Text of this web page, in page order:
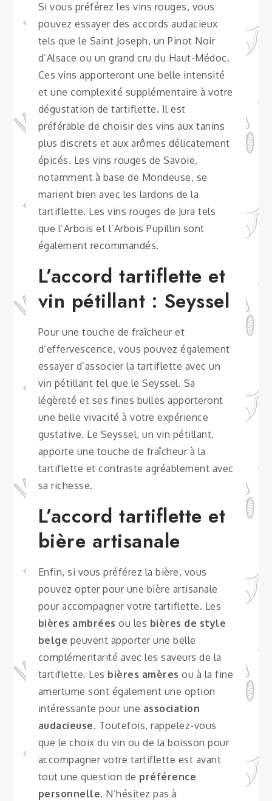
Si vous préférez les vins rouges, vous
pouvez essayer des accords audacieux
tels que le Saint Joseph, un Pinot Noir
d’Alsace ou un grand cru du Haut-Médoc.
Ces vins apporteront une belle intensité
et une complexité supplémentaire à votre
dégustation de tartiflette. Il est
préférable de choisir des vins aux tanins
plus discrets et aux arômes délicatement
épicés. Les vins rouges de Savoie,
notamment à base de Mondeuse, se
marient bien avec les lardons de la
tartiflette. Les vins rouges de Jura tels
que l’Arbois et l’Arbois Pupillin sont
également recommandés.
L’accord tartiflette et
vin pétillant : Seyssel
Pour une touche de fraîcheur et
d’effervescence, vous pouvez également
essayer d’associer la tartiflette avec un
vin pétillant tel que le Seyssel. Sa
légèreté et ses fines bulles apporteront
une belle vivacité à votre expérience
gustative. Le Seyssel, un vin pétillant,
apporte une touche de fraîcheur à la
tartiflette et contraste agréablement avec
sa richesse.
L’accord tartiflette et
bière artisanale
Enfin, si vous préférez la bière, vous
pouvez opter pour une bière artisanale
pour accompagner votre tartiflette. Les
bières ambrées ou les bières de style
belge peuvent apporter une belle
complémentarité avec les saveurs de la
tartiflette. Les bières amères ou à la fine
amertume sont également une option
intéressante pour une association
audacieuse. Toutefois, rappelez-vous
que le choix du vin ou de la boisson pour
accompagner votre tartiflette est avant
tout une question de préférence
personnelle. N’hésitez pas à